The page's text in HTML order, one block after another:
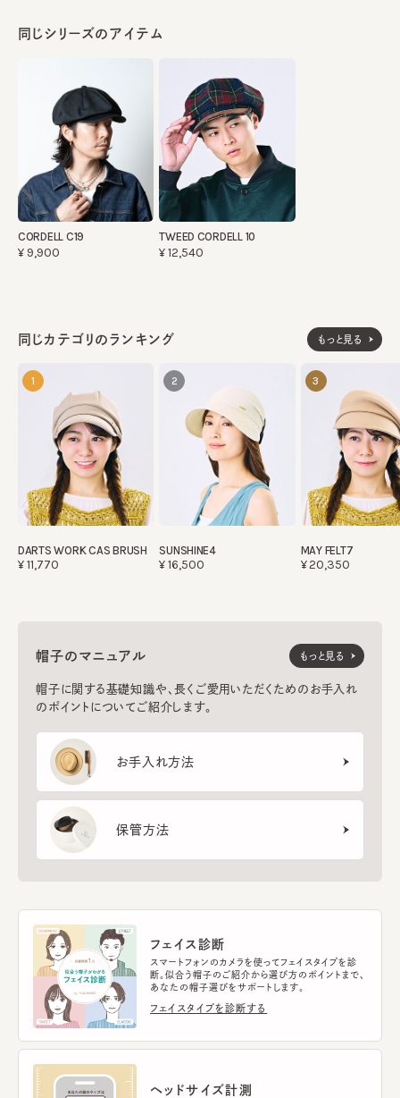
同じシリーズのアイテム
CORDELL C19
¥9,900
TWEED CORDELL 10
¥12,540
同じカテゴリのランキング もっと見る
1
DARTS WORK CAS BRUSH
¥11,770
2
SUNSHINE4
¥16,500
3
MAY FELT7
¥20,350
帽子のマニュアル
帽子に関する基礎知識や、長くご愛用いただくためのお手入れ
のポイントについてご紹介します。
お手入れ方法
保管方法
もっと見る
フェイス診断
スマートフォンのカメラを使ってフェイスタイプを診
断。似合う帽子のご紹介から選び方のポイントまで、
あなたの帽子選びをサポートします。
フェイスタイプを診断する
ヘッドサイズ計測